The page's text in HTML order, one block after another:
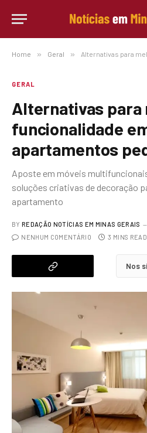
Home » Geral » Alternativas para melhorar a
GERAL
Alternativas para
funcionalidade
apartamentos
Aposte em móveis
soluções criativas de decoração
apartamento
BY REDAÇÃO NOTÍCIAS EM MINAS GERAIS
NENHUM COMENTÁRIO
3 MINS READ
Nos